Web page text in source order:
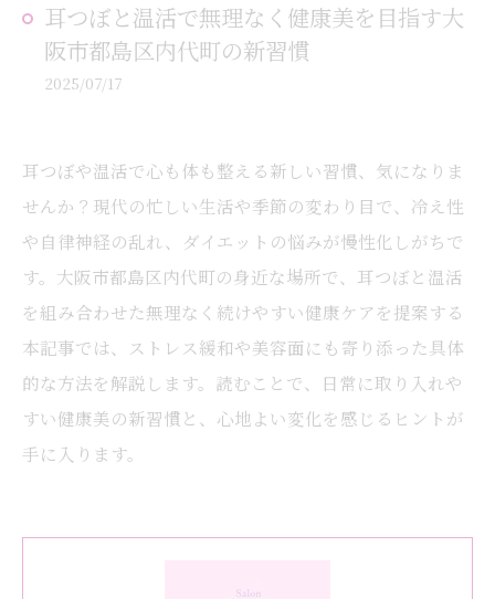
耳つぼと温活で無理なく健康美を目指す大
阪市都島区内代町の新習慣
2025/07/17
耳つぼや温活で心も体も整える新しい習慣、気になりま
せんか？現代の忙しい生活や季節の変わり目で、冷え性
や自律神経の乱れ、ダイエットの悩みが慢性化しがちで
す。大阪市都島区内代町の身近な場所で、耳つぼと温活
を組み合わせた無理なく続けやすい健康ケアを提案する
本記事では、ストレス緩和や美容面にも寄り添った具体
的な方法を解説します。読むことで、日常に取り入れや
すい健康美の新習慣と、心地よい変化を感じるヒントが
手に入ります。